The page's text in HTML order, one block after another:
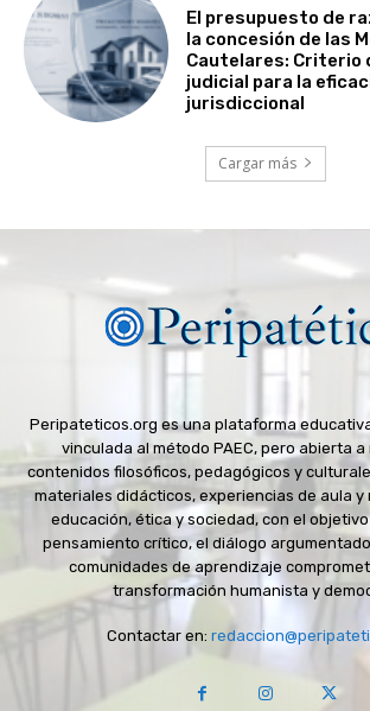
El presupuesto de
la concesión de las
Cautelares: Criterio
judicial para la
jurisdiccional
Cargar más
Peripateticos.org es una plataforma
vinculada al método PAEC, pero abierta
contenidos filosóficos, pedagógicos y
materiales didácticos, experiencias de aula
educación, ética y sociedad, con el
pensamiento crítico, el diálogo
comunidades de aprendizaje
transformación humanista y
Contactar en: